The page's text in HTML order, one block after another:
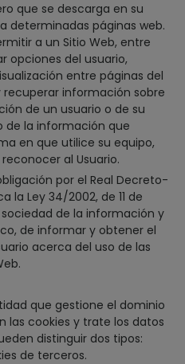
que se descarga en su
determinadas páginas web.
a un Sitio Web, entre
opciones del usuario,
entre páginas del
información sobre
de un usuario o de su
de la información que
en que utilice su equipo,
al Usuario.
obligación por el Real Decreto-
la Ley 34/2002, de 11 de
de la información y
de informar y obtener el
acerca del uso de las
que gestione el dominio
las cookies y trate los datos
distinguir dos tipos:
de terceros.